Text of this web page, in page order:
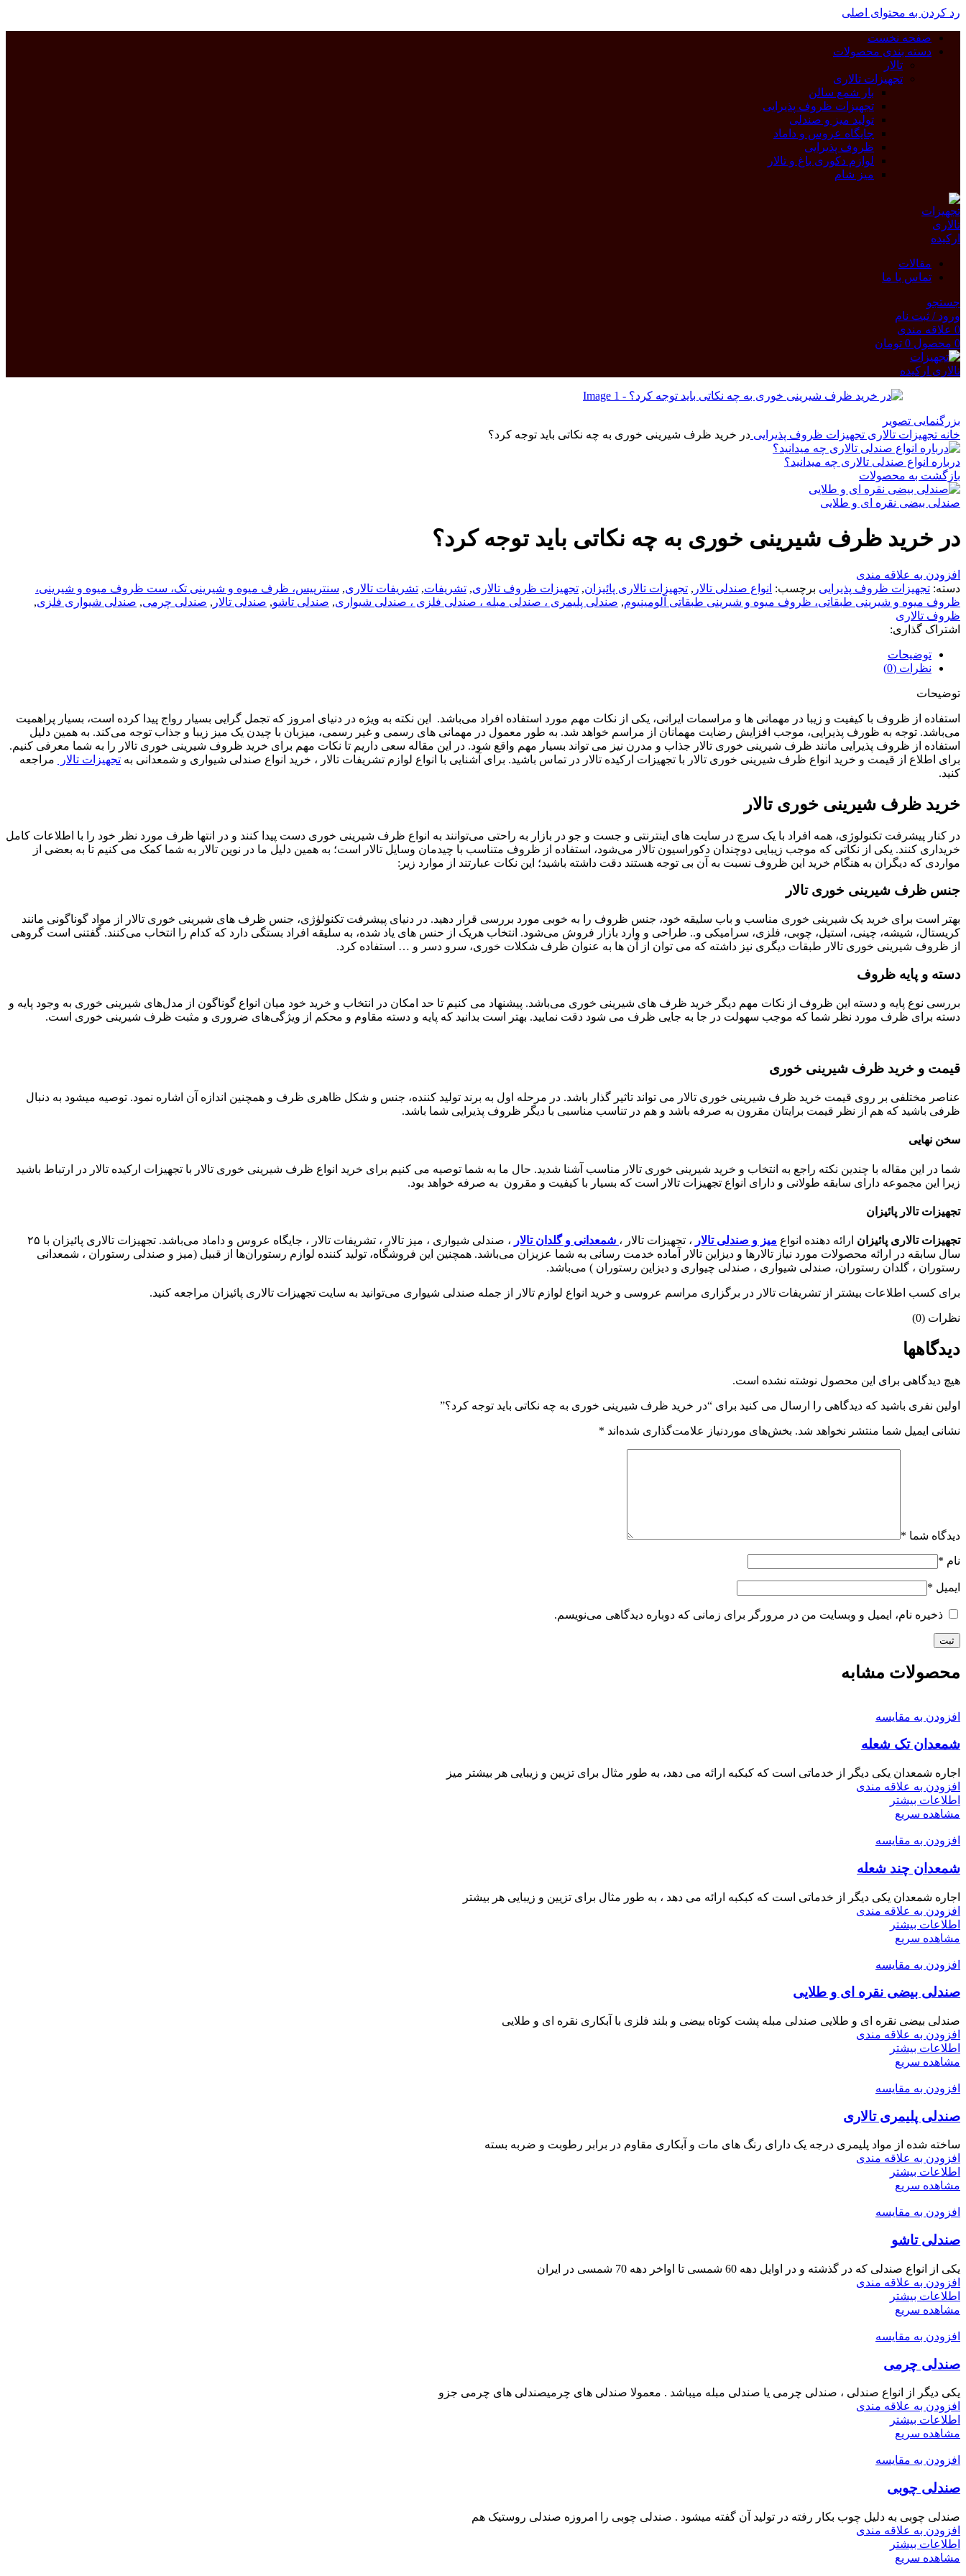
رد کردن به محتوای اصلی
صفحه نخست
دسته بندی محصولات
تالار
تجهیزات تالاری
بار شمع سالن
تجهیزات ظروف پذیرایی
تولید میز و صندلی
جایگاه عروس و داماد
ظروف پذیرایی
لوازم دکوری باغ و تالار
میز شام
مقالات
تماس با ما
جستجو
ورود / ثبت نام
0 علاقه مندی
0 محصول 0 تومان
بزرگنمایی تصویر
خانه تجهیزات تالاری تجهیزات ظروف پذیرایی در خرید ظرف شیرینی خوری به چه نکاتی باید توجه کرد؟
درباره انواع صندلی تالاری چه میدانید؟
بازگشت به محصولات
صندلی بیضی نقره ای و طلایی
در خرید ظرف شیرینی خوری به چه نکاتی باید توجه کرد؟
افزودن به علاقه مندی
دسته: تجهیزات ظروف پذیرایی برچسب: انواع صندلی تالار , تجهیزات تالاری پائیزان, تجهیزات ظروف تالاری, تشریفات, تشریفات تالاری, سنترپیس، ظرف میوه و شیرینی تک، ست ظروف میوه و شیرینی،
ظروف میوه و شیرینی طبقاتی، ظروف میوه و شیرینی طبقاتی آلومینیوم, صندلی پلیمری ، صندلی مبله ، صندلی فلزی ، صندلی شیواری, صندلی تاشو, صندلی تالار , صندلی چرمی, صندلی شیواری فلزی,
ظروف تالاری
اشتراک گذاری:
توضیحات
نظرات (0)
توضیحات
استفاده از ظروف با کیفیت و زیبا در مهمانی ها و مراسمات ایرانی، یکی از نکات مهم مورد استفاده افراد می‌باشد. این نکته به ویژه در دنیای امروز که تجمل گرایی بسیار رواج پیدا کرده است، بسیار پراهمیت
می‌باشد. توجه به ظورف پذیرایی، موجب افزایش رضایت مهمانان از مراسم خواهد شد. به طور معمول در مهمانی های رسمی و غیر رسمی، میزبان با چیدن یک میز زیبا و جذاب توجه می‌کند. به همین دلیل
استفاده از ظروف پذیرایی مانند ظرف شیرینی خوری تالار جذاب و مدرن نیز می تواند بسیار مهم واقع شود. در این مقاله سعی داریم تا نکات مهم برای خرید ظروف شیرینی خوری تالار را به شما معرفی کنیم.
برای اطلاع از قیمت و خرید انواع ظرف شیرینی خوری تالار با تجهیزات ارکیده تالار در تماس باشید. برای آشنایی با انواع لوازم تشریفات تالار ، خرید انواع صندلی شیواری و شمعدانی به تجهیزات تالار
مراجعه
کنید.
خرید ظرف شیرینی خوری تالار
در کنار پیشرفت تکنولوژی، همه افراد با یک سرچ در سایت های اینترنتی و جست و جو در بازار به راحتی می‌توانند به انواع ظرف شیرینی خوری دست پیدا کنند و در انتها ظرف مورد نظر خود را با اطلاعات کامل
خریداری کنند. یکی از نکاتی که موجب زیبایی دوچندان دکوراسیون تالار می‌شود، استفاده از ظروف متناسب با چیدمان وسایل تالار است؛ به همین دلیل ما در نوین تالار به شما کمک می کنیم تا به بعضی از
مواردی که دیگران به هنگام خرید این ظروف نسبت به آن بی توجه هستند دقت داشته باشید؛ این نکات عبارتند از موارد زیر:
جنس ظرف شیرینی خوری تالار
بهتر است برای خرید یک شیرینی خوری مناسب و باب سلیقه خود، جنس ظروف را به خوبی مورد بررسی قرار دهید. در دنیای پیشرفت تکنولوٰژی، جنس ظرف های شیرینی خوری تالار از مواد گوناگونی مانند
کریستال، شیشه، چینی، استیل، چوبی، فلزی، سرامیکی و.. طراحی و وارد بازار فروش می‌شود. انتخاب هریک از حنس های یاد شده، به سلیقه افراد بستگی دارد که کدام را انتخاب می‌کنند. گفتنی است گروهی
از ظروف شیرینی خوری تالار طبقات دیگری نیز داشته که می توان از آن ها به عنوان ظرف شکلات خوری، سرو دسر و … استفاده کرد.
دسته و پایه ظروف
بررسی نوع پایه و دسته این ظروف از نکات مهم دیگر خرید ظرف های شیرینی خوری می‌باشد. پیشنهاد می کنیم تا حد امکان در انتخاب و خرید خود میان انواع گوناگون از مدل‌های شیرینی خوری به وجود پایه و
دسته برای ظرف مورد نظر شما که موجب سهولت در جا به جایی ظرف می شود دقت نمایید. بهتر است بدانید که پایه و دسته مقاوم و محکم از ویژگی‌های ضروری و مثبت ظرف شیرینی خوری است.
قیمت و خرید ظرف شیرینی خوری
عناصر مختلفی بر روی قیمت خرید ظرف شیرینی خوری تالار می تواند تاثیر گذار باشد. در مرحله اول به برند تولید کننده، جنس و شکل ظاهری ظرف و همچنین اندازه آن اشاره نمود. توصیه میشود به دنبال
ظرفی باشید که هم از نظر قیمت برایتان مقرون به صرفه باشد و هم در تناسب مناسبی با دیگر ظروف پذیرایی شما باشد.
سخن نهایی
شما در این مقاله با چندین نکته راجع به انتخاب و خرید شیرینی خوری تالار مناسب آشنا شدید. حال ما به شما توصیه می کنیم برای خرید انواع ظرف شیرینی خوری تالار با تجهیزات ارکیده تالار در ارتباط باشید
زیرا این مجموعه دارای سابقه طولانی و دارای انواع تجهیزات تالار است که بسیار با کیفیت و مقرون به صرفه خواهد بود.
تجهیزات تالار پائیزان
تجهیزات تالار ی پائیزان ارائه دهنده انواع میز و صندلی تالار ، تجهیزات تالار ، شمعدانی و گلدان تالار
، صندلی شیواری ، میز تالار ، تشریفات تالار ، جایگاه عروس و داماد می‌باشد. تجهیزات تالاری پائیزان با ۲۵
سال سابقه در ارائه محصولات مورد نیاز تالارها و دیزاین تالار آماده خدمت رسانی به شما عزیزان می‌باشد. همچنین این فروشگاه، تولید کننده لوازم رستوران‌ها از قبیل (میز و صندلی رستوران ، شمعدانی
رستوران ، گلدان رستوران، صندلی شیواری ، صندلی چیواری و دیزاین رستوران ) می‌باشد.
برای کسب اطلاعات بیشتر از تشریفات تالار در برگزاری مراسم عروسی و خرید انواع لوازم تالار از جمله صندلی شیواری می‌توانید به سایت تجهیزات تالاری پائیزان مراجعه کنید.
نظرات (0)
دیدگاهها
هیچ دیدگاهی برای این محصول نوشته نشده است.
اولین نفری باشید که دیدگاهی را ارسال می کنید برای “در خرید ظرف شیرینی خوری به چه نکاتی باید توجه کرد؟”
نشانی ایمیل شما منتشر نخواهد شد. بخش‌های موردنیاز علامت‌گذاری شده‌اند *
دیدگاه شما *
نام *
ایمیل *
ذخیره نام، ایمیل و وبسایت من در مرورگر برای زمانی که دوباره دیدگاهی می‌نویسم.
محصولات مشابه
افزودن به مقایسه
شمعدان تک شعله
اجاره شمعدان یکی دیگر از خدماتی است که کبکبه ارائه می دهد، به طور مثال برای تزیین و زیبایی هر بیشتر میز
افزودن به علاقه مندی
اطلاعات بیشتر
مشاهده سریع
افزودن به مقایسه
شمعدان چند شعله
اجاره شمعدان یکی دیگر از خدماتی است که کبکبه ارائه می دهد ، به طور مثال برای تزیین و زیبایی هر بیشتر
افزودن به علاقه مندی
اطلاعات بیشتر
مشاهده سریع
افزودن به مقایسه
صندلی بیضی نقره ای و طلایی
صندلی بیضی نقره ای و طلایی صندلی مبله پشت کوتاه بیضی و بلند فلزی با آبکاری نقره ای و طلایی
افزودن به علاقه مندی
اطلاعات بیشتر
مشاهده سریع
افزودن به مقایسه
صندلی پلیمری تالاری
ساخته شده از مواد پلیمری درجه یک دارای رنگ های مات و آبکاری مقاوم در برابر رطوبت و ضربه بسته
افزودن به علاقه مندی
اطلاعات بیشتر
مشاهده سریع
افزودن به مقایسه
صندلی تاشو
یکی از انواع صندلی که در گذشته و در اوایل دهه 60 شمسی تا اواخر دهه 70 شمسی در ایران
افزودن به علاقه مندی
اطلاعات بیشتر
مشاهده سریع
افزودن به مقایسه
صندلی چرمی
یکی دیگر از انواع صندلی ، صندلی چرمی یا صندلی مبله میباشد . معمولا صندلی های چرمیصندلی های چرمی جزو
افزودن به علاقه مندی
اطلاعات بیشتر
مشاهده سریع
افزودن به مقایسه
صندلی چوبی
صندلی چوبی به دلیل چوب بکار رفته در تولید آن گفته میشود . صندلی چوبی را امروزه صندلی روستیک هم
افزودن به علاقه مندی
اطلاعات بیشتر
مشاهده سریع